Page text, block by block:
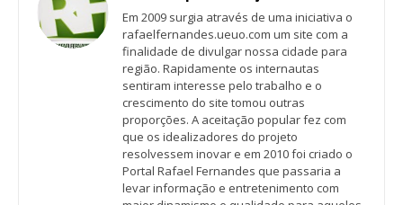
Em 2009 surgia através de uma iniciativa o
rafaelfernandes.ueuo.com um site com a
finalidade de divulgar nossa cidade para
região. Rapidamente os internautas
sentiram interesse pelo trabalho e o
crescimento do site tomou outras
proporções. A aceitação popular fez com
que os idealizadores do projeto
resolvessem inovar e em 2010 foi criado o
Portal Rafael Fernandes que passaria a
levar informação e entretenimento com